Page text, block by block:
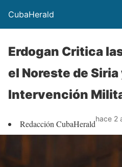
CubaHerald
Erdogan Critica
el Noreste de
Intervención
Redacción CubaHeraldhace 2